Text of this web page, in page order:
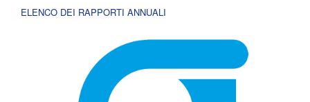
ELENCO DEI RAPPORTI ANNUALI